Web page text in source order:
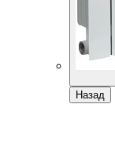
Назад